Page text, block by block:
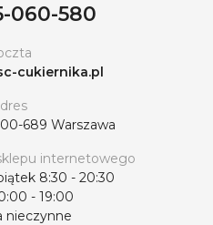
060-580
cukiernika.pl
689 Warszawa
internetowego
8:30 - 20:30
- 19:00
nieczynne